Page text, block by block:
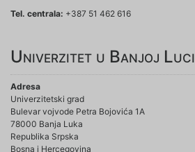
Tel. centrala: +387 51 462 616
Univerzitet u Banjoj Luci
Adresa
Univerzitetski grad
Bulevar vojvode Petra Bojovića 1A
78000 Banja Luka
Republika Srpska
Bosna i Hercegovina